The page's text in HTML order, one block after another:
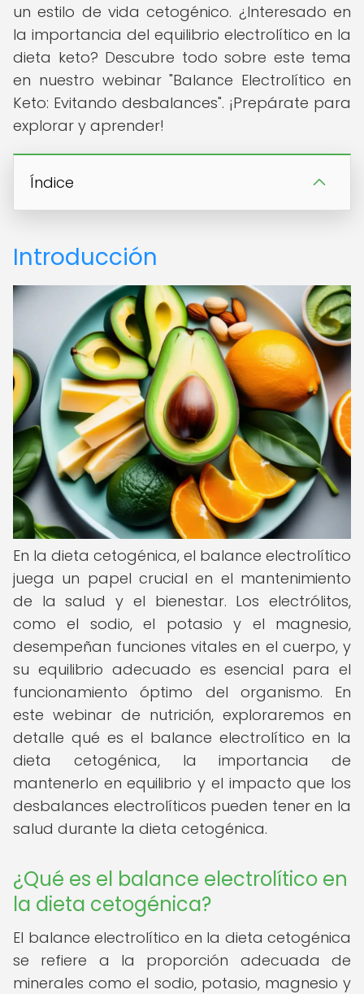
un estilo de vida cetogénico. ¿Interesado en
la importancia del equilibrio electrolítico en la
dieta keto? Descubre todo sobre este tema
en nuestro webinar "Balance Electrolítico en
Keto: Evitando desbalances". ¡Prepárate para
explorar y aprender!
Índice
Introducción
En la dieta cetogénica, el balance electrolítico
juega un papel crucial en el mantenimiento
de la salud y el bienestar. Los electrólitos,
como el sodio, el potasio y el magnesio,
desempeñan funciones vitales en el cuerpo, y
su equilibrio adecuado es esencial para el
funcionamiento óptimo del organismo. En
este webinar de nutrición, exploraremos en
detalle qué es el balance electrolítico en la
dieta cetogénica, la importancia de
mantenerlo en equilibrio y el impacto que los
desbalances electrolíticos pueden tener en la
salud durante la dieta cetogénica.
¿Qué es el balance electrolítico en
la dieta cetogénica?
El balance electrolítico en la dieta cetogénica
se refiere a la proporción adecuada de
minerales como el sodio, potasio, magnesio y